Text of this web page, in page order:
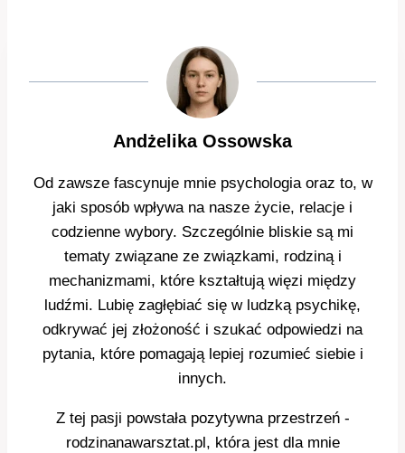
Andżelika Ossowska
Od zawsze fascynuje mnie psychologia oraz to, w
jaki sposób wpływa na nasze życie, relacje i
codzienne wybory. Szczególnie bliskie są mi
tematy związane ze związkami, rodziną i
mechanizmami, które kształtują więzi między
ludźmi. Lubię zagłębiać się w ludzką psychikę,
odkrywać jej złożoność i szukać odpowiedzi na
pytania, które pomagają lepiej rozumieć siebie i
innych.
Z tej pasji powstała pozytywna przestrzeń -
rodzinanawarsztat.pl, która jest dla mnie